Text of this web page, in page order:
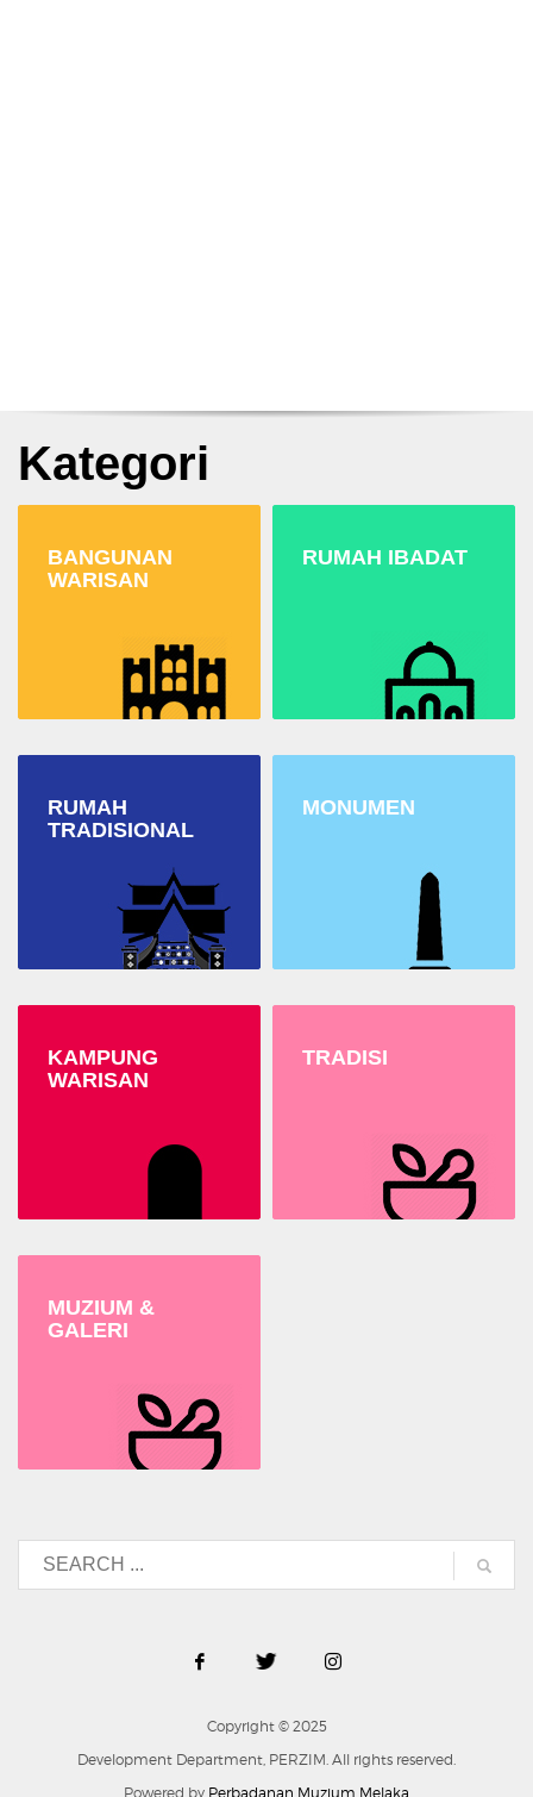
Kategori
BANGUNAN
WARISAN
RUMAH IBADAT
RUMAH
TRADISIONAL
MONUMEN
KAMPUNG
WARISAN
TRADISI
MUZIUM &
GALERI
Copyright © 2025
Development Department, PERZIM. All rights reserved.
Powered by Perbadanan Muzium Melaka